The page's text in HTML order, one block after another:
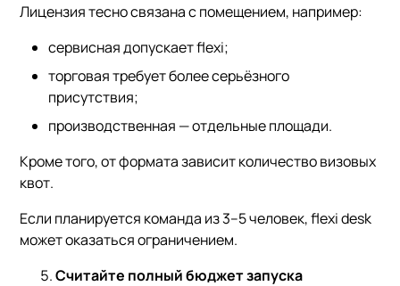
Лицензия тесно связана с помещением, например:
сервисная допускает flexi;
торговая требует более серьёзного
присутствия;
производственная — отдельные площади.
Кроме того, от формата зависит количество визовых
квот.
Если планируется команда из 3–5 человек, flexi desk
может оказаться ограничением.
Считайте полный бюджет запуска